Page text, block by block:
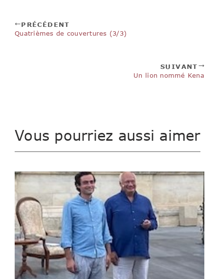
PRÉCÉDENT
Quatrièmes de couvertures (3/3)
SUIVANT
Un lion nommé Kena
Vous pourriez aussi aimer